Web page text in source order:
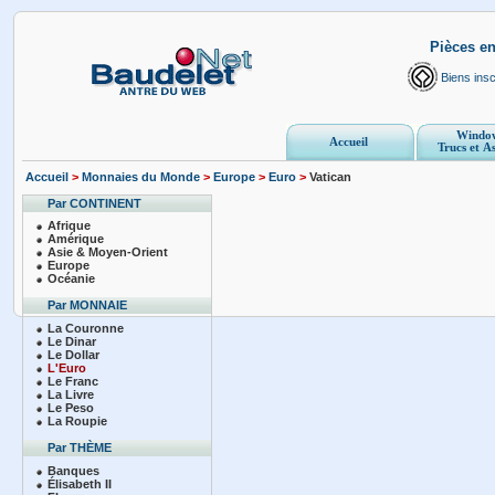
Pièces
Biens
Accueil
Trucs et
Accueil > Monnaies du Monde > Europe > Euro > Vatican
Par CONTINENT
Afrique
Amérique
Asie & Moyen-Orient
Europe
Océanie
Par MONNAIE
La Couronne
Le Dinar
Le Dollar
L'Euro
Le Franc
La Livre
Le Peso
La Roupie
Par THÈME
Banques
Élisabeth II